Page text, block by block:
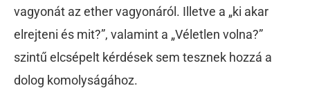
vagyonát az ether vagyonáról. Illetve a „ki akar
elrejteni és mit?”, valamint a „Véletlen volna?”
szintű elcsépelt kérdések sem tesznek hozzá a
dolog komolyságához.